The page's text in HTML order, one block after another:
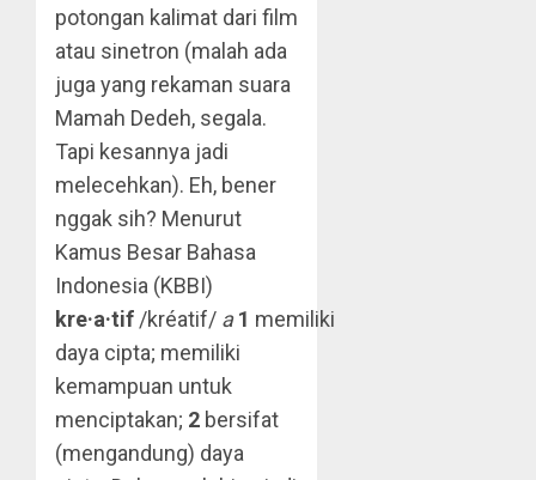
potongan kalimat dari film
atau sinetron (malah ada
juga yang rekaman suara
Mamah Dedeh, segala.
Tapi kesannya jadi
melecehkan). Eh, bener
nggak sih? Menurut
Kamus Besar Bahasa
Indonesia (KBBI)
kre·a·tif /kréatif/ a 1 memiliki
daya cipta; memiliki
kemampuan untuk
menciptakan; 2 bersifat
(mengandung) daya